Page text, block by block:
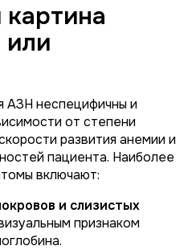
картина
или
АЗН неспецифичны и
от степени
развития анемии и
пациента. Наиболее
включают:
и слизистых
признаком